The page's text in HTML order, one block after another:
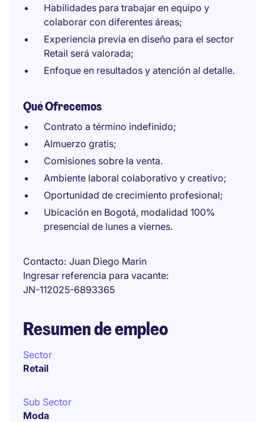
Habilidades para trabajar en equipo y
colaborar con diferentes áreas;
Experiencia previa en diseño para el sector
Retail será valorada;
Enfoque en resultados y atención al detalle.
Qué Ofrecemos
Contrato a término indefinido;
Almuerzo gratis;
Comisiones sobre la venta.
Ambiente laboral colaborativo y creativo;
Oportunidad de crecimiento profesional;
Ubicación en Bogotá, modalidad 100%
presencial de lunes a viernes.
Contacto Juan Diego Marin
Ingresar referencia para vacante
JN-112025-6893365
Resumen de empleo
Sector
Retail
Sub Sector
Moda